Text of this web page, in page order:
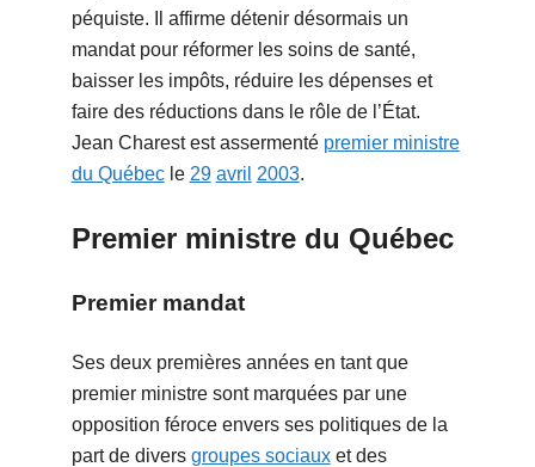
péquiste. Il affirme détenir désormais un
mandat pour réformer les soins de santé,
baisser les impôts, réduire les dépenses et
faire des réductions dans le rôle de l’État.
Jean Charest est assermenté premier ministre
du Québecle 29 avril 2003.
Premier ministre du Québec
Premier mandat
Ses deux premières années en tant que
premier ministre sont marquées par une
opposition féroce envers ses politiques de la
part de divers groupes sociauxet des